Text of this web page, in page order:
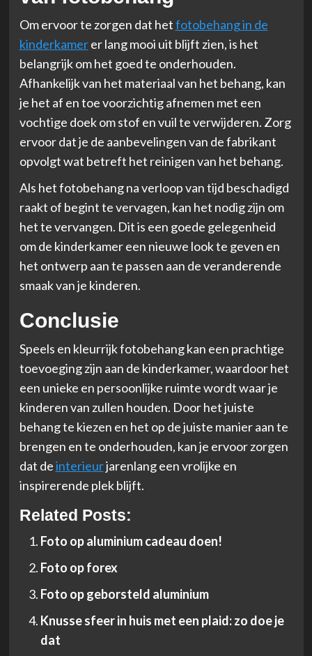
Om ervoor te zorgen dat hetfotobehang in de
kinderkamerer lang mooi uit blijft zien, is het
belangrijk om het goed te onderhouden.
Afhankelijk van het materiaal van het behang, kan
je het af en toe voorzichtig afnemen met een
vochtige doek om stof en vuil te verwijderen. Zorg
ervoor dat je de aanbevelingen van de fabrikant
opvolgt wat betreft het reinigen van het behang.
Als het fotobehang na verloop van tijd beschadigd
raakt of begint te vervagen, kan het nodig zijn om
het te vervangen. Dit is een goede gelegenheid
om de kinderkamer een nieuwe look te geven en
het ontwerp aan te passen aan de veranderende
smaak van je kinderen.
Conclusie
Speels en kleurrijk fotobehang kan een prachtige
toevoeging zijn aan de kinderkamer, waardoor het
een unieke en persoonlijke ruimte wordt waar je
kinderen van zullen houden. Door het juiste
behang te kiezen en het op de juiste manier aan te
brengen en te onderhouden, kan je ervoor zorgen
dat deinterieurjarenlang een vrolijke en
inspirerende plek blijft.
Related Posts:
Foto op aluminium cadeau doen!
Foto op forex
Foto op geborsteld aluminium
Knusse sfeer in huis met een plaid: zo doe je
dat